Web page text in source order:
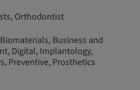
Orthodontist
Biomaterials, Business and
Digital, Implantology,
Preventive, Prosthetics